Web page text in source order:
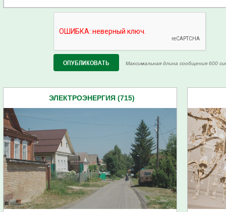
Максимальная длина сообщения 600
ЭЛЕКТРОЭНЕРГИЯ (715)